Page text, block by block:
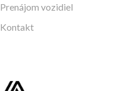
Prenájom vozidiel
Kontakt